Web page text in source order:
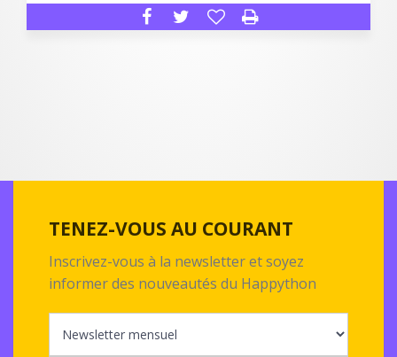
TENEZ-VOUS AU COURANT
Inscrivez-vous à la newsletter et soyez
informer des nouveautés du Happython